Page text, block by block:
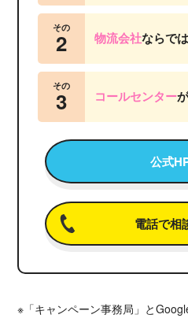
その
2 物流会社ならで
その
3 コールセンター
公式
電話で相
※「キャンペーン事務局」と